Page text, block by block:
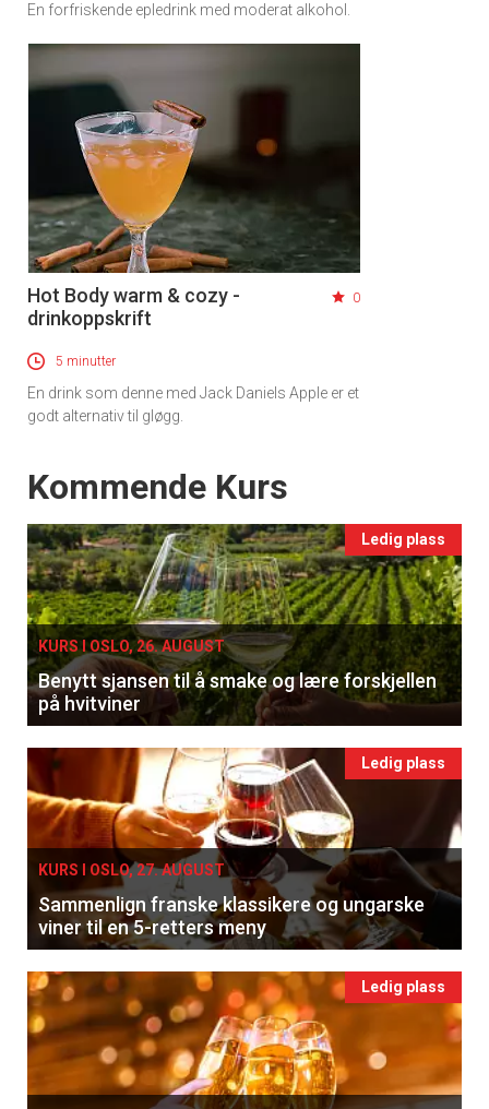
En forfriskende epledrink med moderat alkohol.
Hot Body warm & cozy -
drinkoppskrift
0
5 minutter
En drink som denne med Jack Daniels Apple er et
godt alternativ til gløgg.
Events
Kommende Kurs
Ledig plass
KURS I OSLO, 26. AUGUST
Benytt sjansen til å smake og lære forskjellen
på hvitviner
Ledig plass
KURS I OSLO, 27. AUGUST
Sammenlign franske klassikere og ungarske
viner til en 5-retters meny
Ledig plass